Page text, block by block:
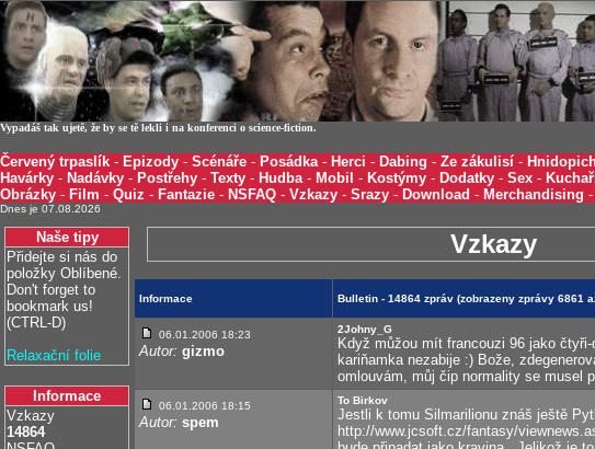
Vypadáš tak ujetě, že by se tě lekli i na konferenci o science-fiction.
Červený trpaslík - Epizody - Scénáře - Posádka- Herci - Dabing - Ze zákulisí -
Havárky - Nadávky - Postřehy - Texty - Hudba- Mobil - Kostýmy - Dodatky - Sex -
Obrázky - Film - Quiz - Fantazie - NSFAQ - Vzkazy - Srazy - Download - Merchandising -
Dnes je 07.08.2026
Naše tipy
Přidejte si nás do
položky Oblíbené.
Don't forget to
bookmark us!
(CTRL-D)
Relaxační folie
Informace
Vzkazy
14864
Vzkazy
Informace Bulletin - 14864 zpráv (zobrazeny zprávy 6861
06.01.2006 18:23
Autor: gizmo
2Johny_G
Když můžou mít francouzi 96 jako
kariňamka nezabije :) Bože,
omlouvám, můj čip normality se musel
06.01.2006 18:15
Autor: spem
To Birkov
Jestli k tomu Silmarilionu znáš ještě
http://www.jcsoft.cz/fantasy/